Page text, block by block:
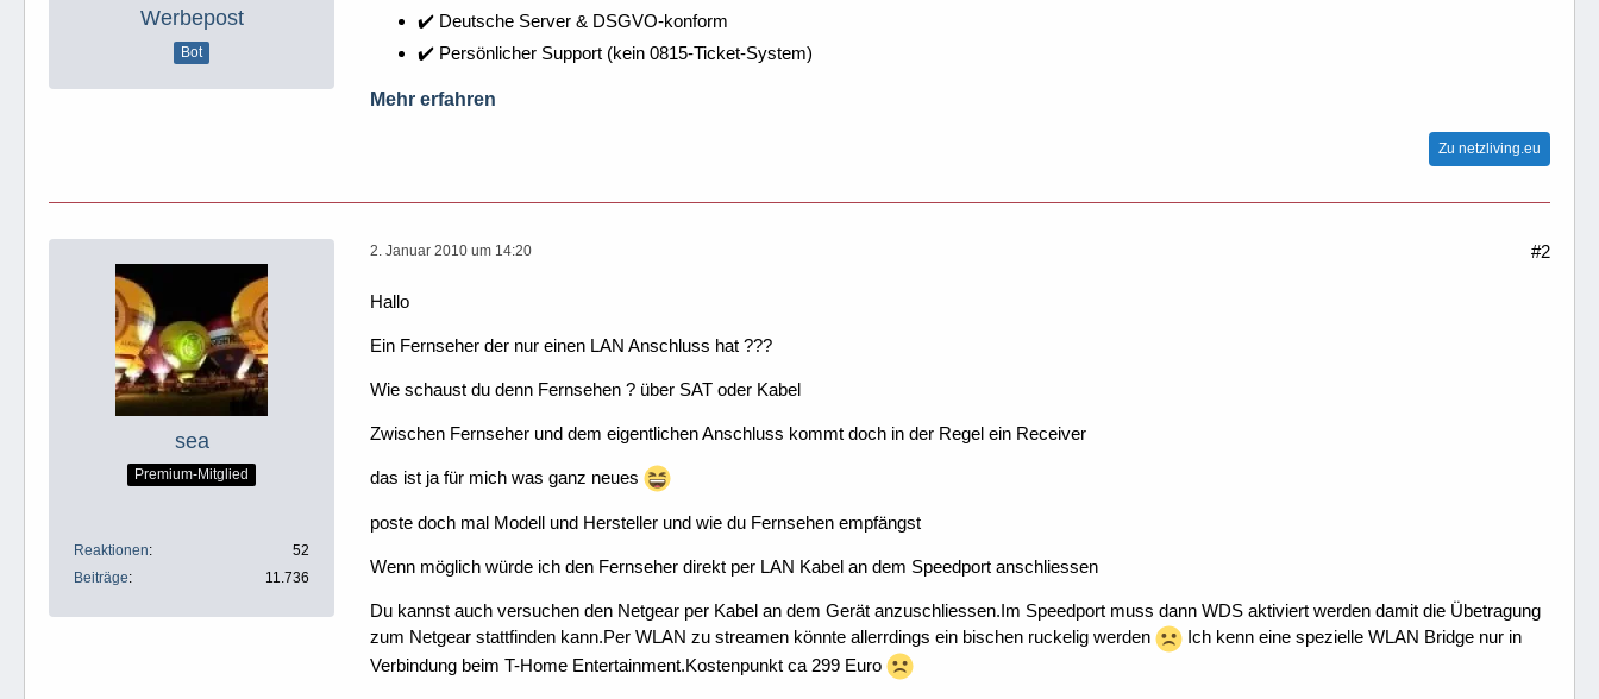
Werbepost
Bot
✔️ Deutsche Server & DSGVO-konform
✔️ Persönlicher Support (kein 0815-Ticket-System)
Mehr erfahren
Zu netzliving.eu
sea
Premium-Mitglied
Reaktionen
52
Beiträge
11.736
2. Januar 2010 um 14:20 #2
Hallo
Ein Fernseher der nur einen LAN Anschluss hat ???
Wie schaust du denn Fernsehen ? über SAT oder Kabel
Zwischen Fernseher und dem eigentlichen Anschluss kommt doch in der Regel ein Receiver
das ist ja für mich was ganz neues
poste doch mal Modell und Hersteller und wie du Fernsehen empfängst
Wenn möglich würde ich den Fernseher direkt per LAN Kabel an dem Speedport anschliessen
Du kannst auch versuchen den Netgear per Kabel an dem Gerät anzuschliessen.Im Speedport muss dann WDS aktiviert werden damit die Übetragung
zum Netgear stattfinden kann.Per WLAN zu streamen könnte allerrdings ein bischen ruckelig werden
Ich kenn eine spezielle WLAN Bridge nur in
Verbindung beim T-Home Entertainment.Kostenpunkt ca 299 Euro